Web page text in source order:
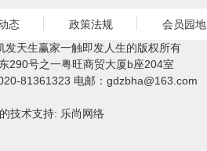
态 政策法规
会员园地
天生赢家一触即发人生的版权所有
290号之一粤旺商贸大厦b座204室
81361323 电邮： gdzbha@163.com
技术支持: 乐尚网络